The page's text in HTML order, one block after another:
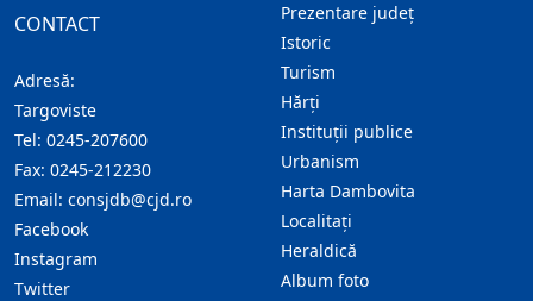
CONTACT
Adresă:
Targoviste
Tel: 0245-207600
Fax: 0245-212230
Email: consjdb@cjd.ro
Facebook
Instagram
Twitter
Prezentare judeţ
Istoric
Turism
Hărţi
Instituţii publice
Urbanism
Harta Dambovita
Localitaţi
Heraldică
Album foto